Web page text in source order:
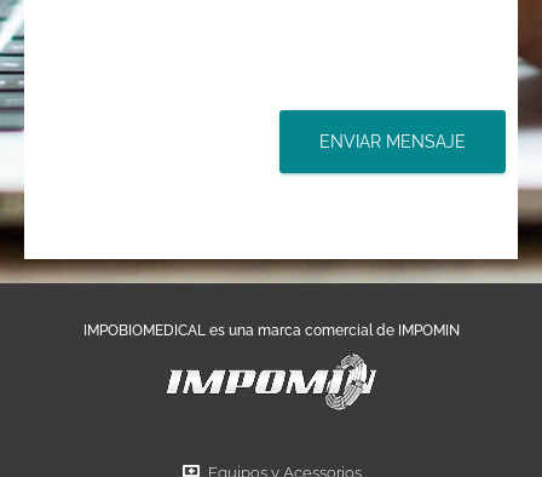
ENVIAR MENSAJE
IMPOBIOMEDICAL es una marca comercial de IMPOMIN
Equipos y Acessorios